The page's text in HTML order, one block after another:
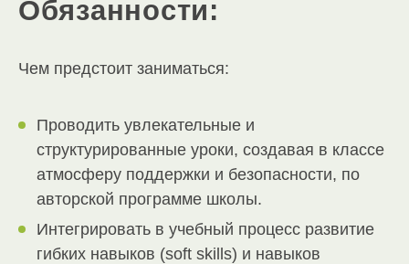
Обязанности:
Чем предстоит заниматься:
Проводить увлекательные и
структурированные уроки, создавая в классе
атмосферу поддержки и безопасности, по
авторской программе школы.
Интегрировать в учебный процесс развитие
гибких навыков (soft skills) и навыков